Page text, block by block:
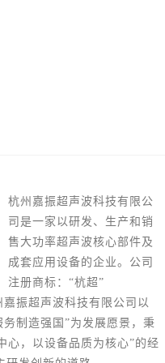
杭州嘉振超声波科技有限公
司是一家以研发、生产和销
售大功率超声波核心部件及
成套应用设备的企业。公司
注册商标：“杭超”
嘉振超声波科技有限公司以
制造强国”为发展愿景，秉
心，以设备品质为核心”的经